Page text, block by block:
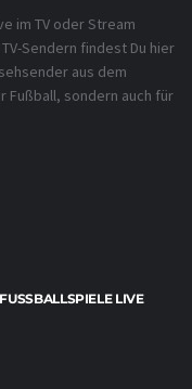
im TV oder Stream
Sendern findest Du hier
aus dem
Fußball, sondern auch für
LIVE Ü